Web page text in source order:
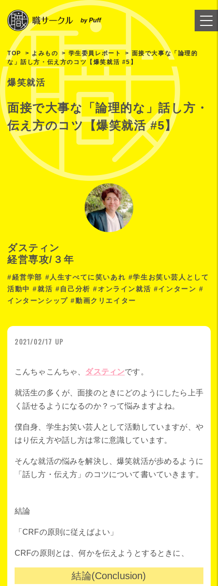
TOP よみもの 学生委員レポート
面接で大事な「論理的
な」話し方・伝え方のコツ【爆笑就活 #5】
爆笑就活
面接で大事な「論理的な」話し方・
伝え方のコツ【爆笑就活 #5】
ダスティン
経営専攻/３年
#経営学部 #人生すべてに笑いあれ #学生お笑い芸人として
活動中 #就活 #自己分析 #オンライン就活 #インターン #
インターンシップ #動画クリエイター
2021/02/17 UP
こんちゃこんちゃ、 ダスティンです。
就活生の多くが、面接のときにどのようにしたら上手
く話せるようになるのか？って悩みますよね。
僕自身、学生お笑い芸人として活動していますが、や
はり伝え方や話し方は常に意識しています。
そんな就活の悩みを解決し、爆笑就活が歩めるように
「話し方・伝え方」のコツについて書いていきます。
結論
「CRFの原則に従えばよい」
CRFの原則とは、何かを伝えようとするときに、
結論(Conclusion)